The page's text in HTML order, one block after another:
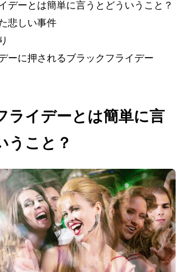
デーとは簡単に言うとどういうこと？
悲しい事件
ーに押されるブラックフライデー
ライデーとは簡単に言
うこと？